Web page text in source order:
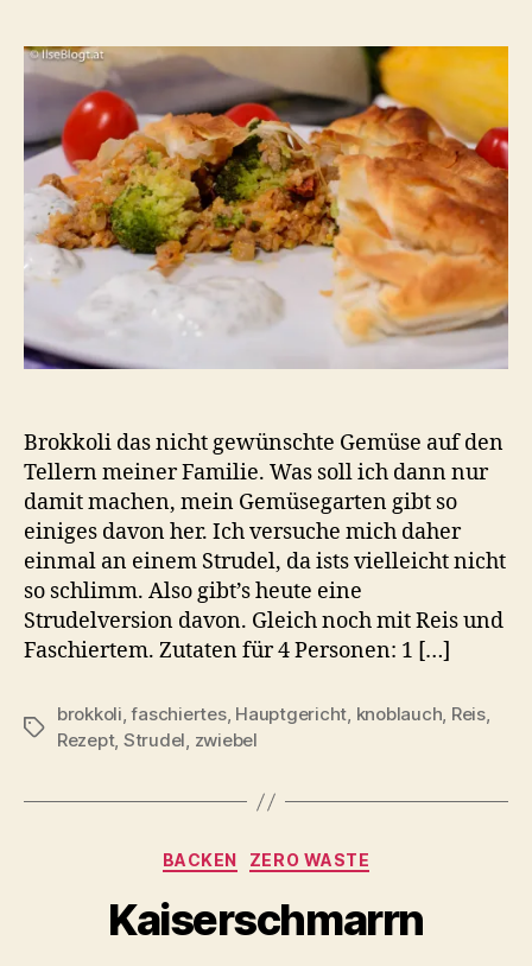
Brokkoli das nicht gewünschte Gemüse auf den
Tellern meiner Familie. Was soll ich dann nur
damit machen, mein Gemüsegarten gibt so
einiges davon her. Ich versuche mich daher
einmal an einem Strudel, da ists vielleicht nicht
so schlimm. Also gibt’s heute eine
Strudelversion davon. Gleich noch mit Reis und
Faschiertem. Zutaten für 4 Personen: 1 […]
Schlagwörter
brokkoli,faschiertes, Hauptgericht, knoblauch, Reis,
Rezept, Strudel, zwiebel
Kategorien
BACKEN ZERO WASTE
Kaiserschmarrn